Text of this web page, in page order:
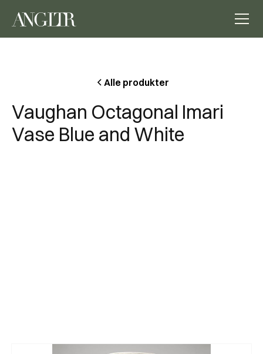
Alle produkter
Vaughan Octagonal Imari
Vase Blue and White